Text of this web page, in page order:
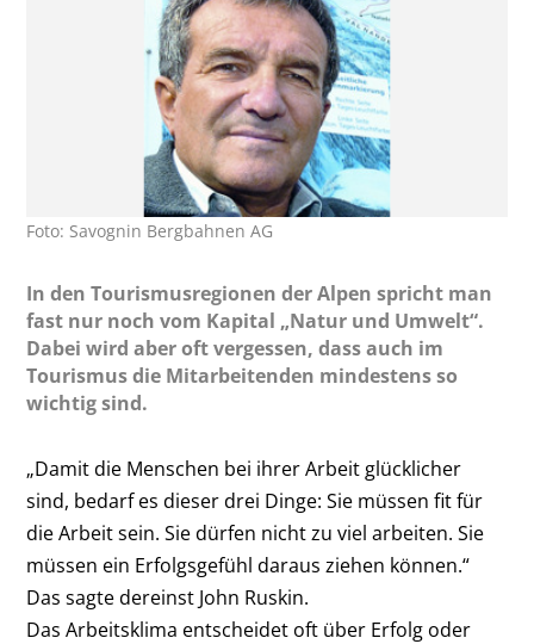
Foto: Savognin Bergbahnen AG
In den Tourismusregionen der Alpen spricht man
fast nur noch vom Kapital „Natur und Umwelt“.
Dabei wird aber oft vergessen, dass auch im
Tourismus die Mitarbeitenden mindestens so
wichtig sind.
„Damit die Menschen bei ihrer Arbeit glücklicher
sind, bedarf es dieser drei Dinge: Sie müssen fit für
die Arbeit sein. Sie dürfen nicht zu viel arbeiten. Sie
müssen ein Erfolgsgefühl daraus ziehen können.“
Das sagte dereinst John Ruskin.
Das Arbeitsklima entscheidet oft über Erfolg oder